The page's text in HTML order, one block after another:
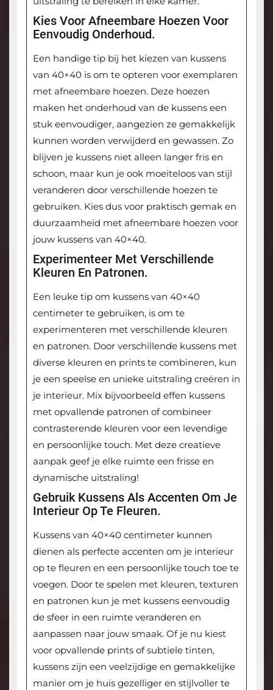
Kies Voor Afneembare Hoezen Voor
Eenvoudig Onderhoud.
Een handige tip bij het kiezen van kussens
van 40×40 is om te opteren voor exemplaren
met afneembare hoezen. Deze hoezen
maken het onderhoud van de kussens een
stuk eenvoudiger, aangezien ze gemakkelijk
kunnen worden verwijderd en gewassen. Zo
blijven je kussens niet alleen langer fris en
schoon, maar kun je ook moeiteloos van stijl
veranderen door verschillende hoezen te
gebruiken. Kies dus voor praktisch gemak en
duurzaamheid met afneembare hoezen voor
jouw kussens van 40×40.
Experimenteer Met Verschillende
Kleuren En Patronen.
Een leuke tip om kussens van 40×40
centimeter te gebruiken, is om te
experimenteren met verschillende kleuren
en patronen. Door verschillende kussens met
diverse kleuren en prints te combineren, kun
je een speelse en unieke uitstraling creëren in
je interieur. Mix bijvoorbeeld effen kussens
met opvallende patronen of combineer
contrasterende kleuren voor een levendige
en persoonlijke touch. Met deze creatieve
aanpak geef je elke ruimte een frisse en
dynamische uitstraling!
Gebruik Kussens Als Accenten Om Je
Interieur Op Te Fleuren.
Kussens van 40×40 centimeter kunnen
dienen als perfecte accenten om je interieur
op te fleuren en een persoonlijke touch toe te
voegen. Door te spelen met kleuren, texturen
en patronen kun je met kussens eenvoudig
de sfeer in een ruimte veranderen en
aanpassen naar jouw smaak. Of je nu kiest
voor opvallende prints of subtiele tinten,
kussens zijn een veelzijdige en gemakkelijke
manier om je huis gezelliger en stijlvoller te